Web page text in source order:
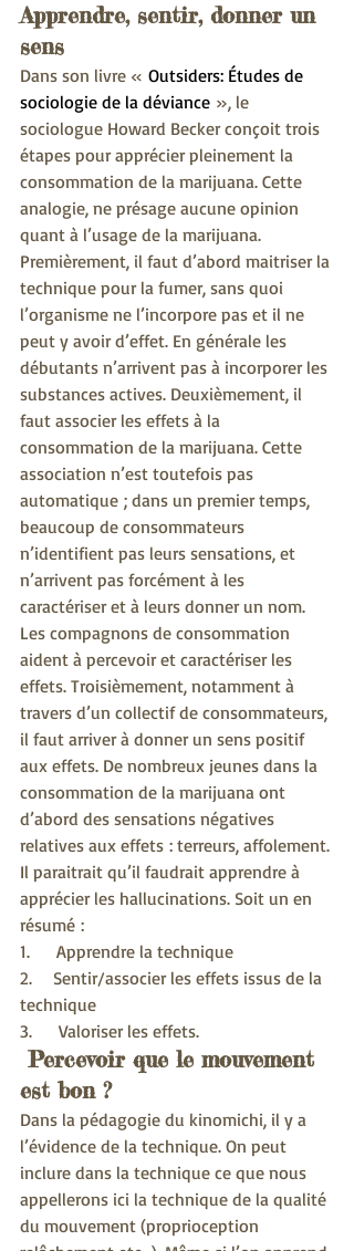
Apprendre, sentir, donner un
sens
Dans son livre « Outsiders: Études de
sociologie de la déviance », le
sociologue Howard Becker conçoit trois
étapes pour apprécier pleinement la
consommation de la marijuana. Cette
analogie, ne présage aucune opinion
quant à l’usage de la marijuana.
Premièrement, il faut d’abord maitriser la
technique pour la fumer, sans quoi
l’organisme ne l’incorpore pas et il ne
peut y avoir d’effet. En générale les
débutants n’arrivent pas à incorporer les
substances actives. Deuxièmement, il
faut associer les effets à la
consommation de la marijuana. Cette
association n’est toutefois pas
automatique ; dans un premier temps,
beaucoup de consommateurs
n’identifient pas leurs sensations, et
n’arrivent pas forcément à les
caractériser et à leurs donner un nom.
Les compagnons de consommation
aident à percevoir et caractériser les
effets. Troisièmement, notamment à
travers d’un collectif de consommateurs,
il faut arriver à donner un sens positif
aux effets. De nombreux jeunes dans la
consommation de la marijuana ont
d’abord des sensations négatives
relatives aux effets : terreurs, affolement.
Il paraitrait qu’il faudrait apprendre à
apprécier les hallucinations. Soit un en
résumé :
1.     Apprendre la technique
2.    Sentir/associer les effets issus de la
technique
3.     Valoriser les effets.
Percevoir que le mouvement
est bon ?
Dans la pédagogie du kinomichi, il y a
l’évidence de la technique. On peut
inclure dans la technique ce que nous
appellerons ici la technique de la qualité
du mouvement (proprioception